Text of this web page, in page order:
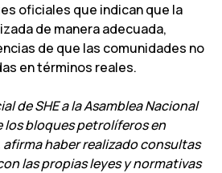
oficiales que indican que la
de manera adecuada,
de que las comunidades no
en términos reales.
de SHE a la Asamblea Nacional
los bloques petrolíferos en
haber realizado consultas
las propias leyes y normativas